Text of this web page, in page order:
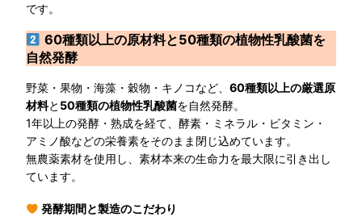
です。
60種類以上の原材料と50種類の植物性乳酸菌を
自然発酵
野菜・果物・海藻・穀物・キノコなど、 60種類以上の厳選原
材料と 50種類の植物性乳酸菌を自然発酵。
1年以上の発酵・熟成を経て、酵素・ミネラル・ビタミン・
アミノ酸などの栄養素をそのまま閉じ込めています。
無農薬素材を使用し、素材本来の生命力を最大限に引き出し
ています。
発酵期間と製造のこだわり